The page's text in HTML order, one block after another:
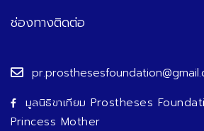
ช่องทางติดต่อ
มูลนิธิขาเทียม Prostheses
Princess Mother